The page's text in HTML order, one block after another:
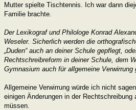
Mutter spielte Tischtennis. Ich war dann
Familie brachte.
Der Lexikograf und Philologe Konrad
Weseler. Sicherlich werden die
„Duden“ auch an deiner Schule gepflegt,
Rechtschreibreform in deiner Schule, dem
Gymnasium auch für allgemeine Verwirrung
Allgemeine Verwirrung würde ich nicht
einigen Änderungen in der
müssen.